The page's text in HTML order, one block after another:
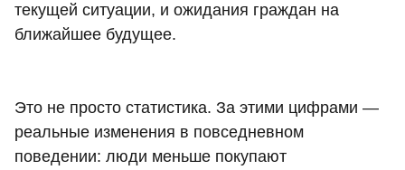
текущей ситуации, и ожидания граждан на
ближайшее будущее.
Это не просто статистика. За этими цифрами —
реальные изменения в повседневном
поведении: люди меньше покупают